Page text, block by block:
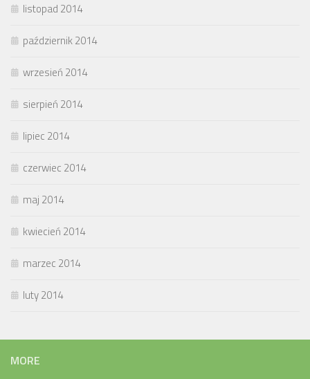
listopad 2014
październik 2014
wrzesień 2014
sierpień 2014
lipiec 2014
czerwiec 2014
maj 2014
kwiecień 2014
marzec 2014
luty 2014
MORE